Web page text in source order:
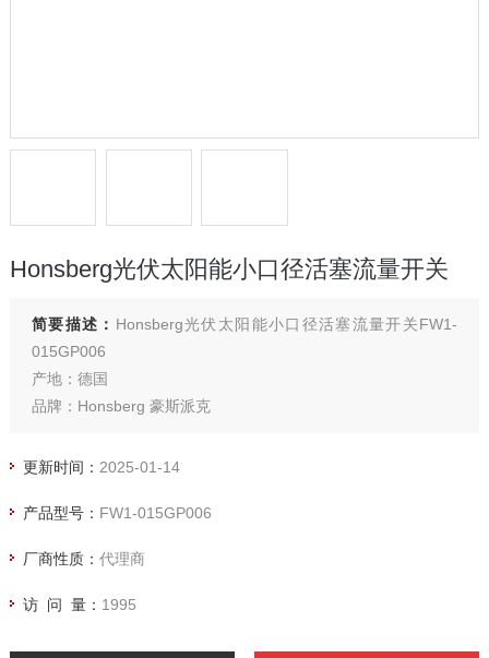
Honsberg光伏太阳能小口径活塞流量开关
简要描述： Honsberg光伏太阳能小口径活塞流量开关FW1-
015GP006
产地：德国
品牌：Honsberg 豪斯派克
耐压：PN 10
介质温度：-20到90摄氏度
230 VAC
防护等级：IP67
更新时间： 2025-01-14
产品型号： FW1-015GP006
厂商性质： 代理商
访 问 量： 1995